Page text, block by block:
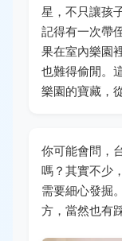
星，不只讓孩
記得有一次帶
果在室內樂園
也難得偷閒。
樂園的寶藏，
你可能會問，
嗎？其實不少
需要細心發掘
方，當然也有